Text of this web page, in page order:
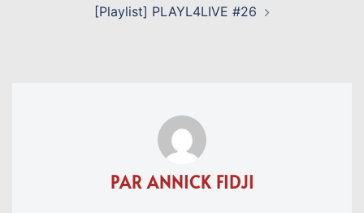
[Playlist] PLAYL4LIVE #26
PAR ANNICK FIDJI